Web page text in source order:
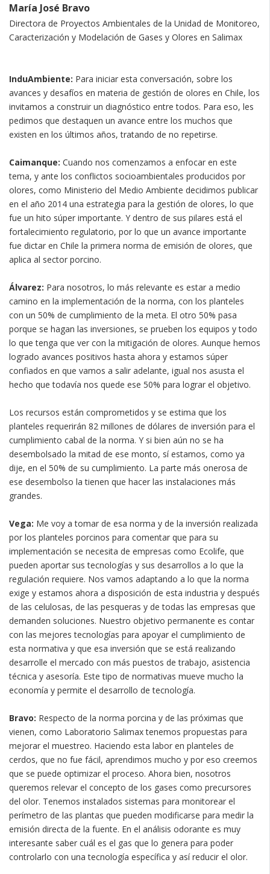
María José Bravo
Directora de Proyectos Ambientales de la Unidad de Monitoreo,
Caracterización y Modelación de Gases y Olores en Salimax
InduAmbiente: Para iniciar esta conversación, sobre los
avances y desafíos en materia de gestión de olores en Chile, los
invitamos a construir un diagnóstico entre todos. Para eso, les
pedimos que destaquen un avance entre los muchos que
existen en los últimos años, tratando de no repetirse.
Caimanque: Cuando nos comenzamos a enfocar en este
tema, y ante los conflictos socioambientales producidos por
olores, como Ministerio del Medio Ambiente decidimos publicar
en el año 2014 una estrategia para la gestión de olores, lo que
fue un hito súper importante. Y dentro de sus pilares está el
fortalecimiento regulatorio, por lo que un avance importante
fue dictar en Chile la primera norma de emisión de olores, que
aplica al sector porcino.
Álvarez: Para nosotros, lo más relevante es estar a medio
camino en la implementación de la norma, con los planteles
con un 50% de cumplimiento de la meta. El otro 50% pasa
porque se hagan las inversiones, se prueben los equipos y todo
lo que tenga que ver con la mitigación de olores. Aunque hemos
logrado avances positivos hasta ahora y estamos súper
confiados en que vamos a salir adelante, igual nos asusta el
hecho que todavía nos quede ese 50% para lograr el objetivo.
Los recursos están comprometidos y se estima que los
planteles requerirán 82 millones de dólares de inversión para el
cumplimiento cabal de la norma. Y si bien aún no se ha
desembolsado la mitad de ese monto, sí estamos, como ya
dije, en el 50% de su cumplimiento. La parte más onerosa de
ese desembolso la tienen que hacer las instalaciones más
grandes.
Vega: Me voy a tomar de esa norma y de la inversión realizada
por los planteles porcinos para comentar que para su
implementación se necesita de empresas como Ecolife, que
pueden aportar sus tecnologías y sus desarrollos a lo que la
regulación requiere. Nos vamos adaptando a lo que la norma
exige y estamos ahora a disposición de esta industria y después
de las celulosas, de las pesqueras y de todas las empresas que
demanden soluciones. Nuestro objetivo permanente es contar
con las mejores tecnologías para apoyar el cumplimiento de
esta normativa y que esa inversión que se está realizando
desarrolle el mercado con más puestos de trabajo, asistencia
técnica y asesoría. Este tipo de normativas mueve mucho la
economía y permite el desarrollo de tecnología.
Bravo: Respecto de la norma porcina y de las próximas que
vienen, como Laboratorio Salimax tenemos propuestas para
mejorar el muestreo. Haciendo esta labor en planteles de
cerdos, que no fue fácil, aprendimos mucho y por eso creemos
que se puede optimizar el proceso. Ahora bien, nosotros
queremos relevar el concepto de los gases como precursores
del olor. Tenemos instalados sistemas para monitorear el
perímetro de las plantas que pueden modificarse para medir la
emisión directa de la fuente. En el análisis odorante es muy
interesante saber cuál es el gas que lo genera para poder
controlarlo con una tecnología específica y así reducir el olor.